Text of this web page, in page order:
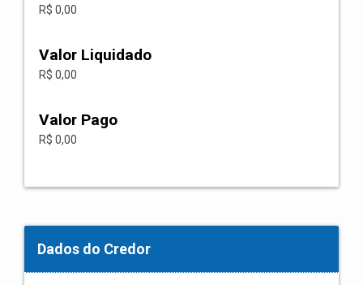
R$ 0,00
Valor Liquidado
R$ 0,00
Valor Pago
R$ 0,00
Dados do Credor